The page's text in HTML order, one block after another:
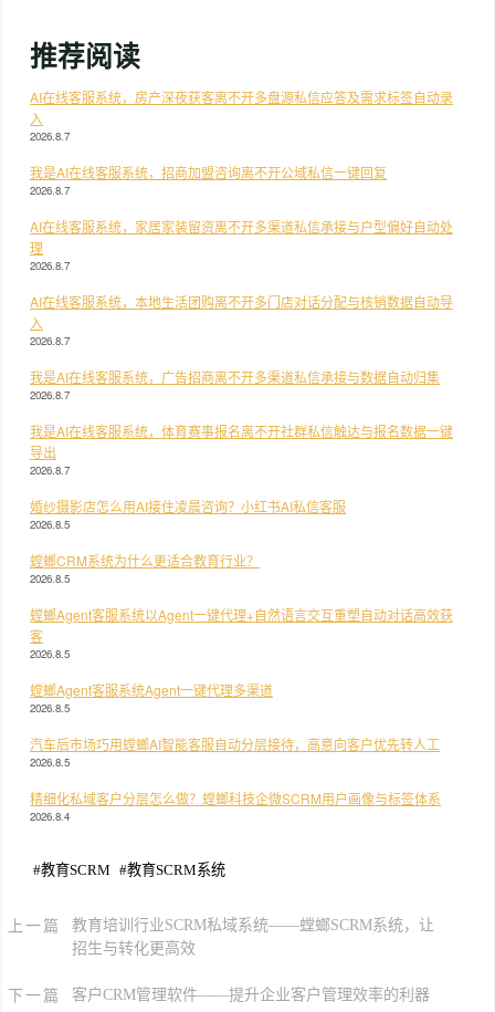
推荐阅读
AI在线客服系统，房产深夜获客离不开多盘源私信应答及需求标签自动录
入
2026.8.7
我是AI在线客服系统，招商加盟咨询离不开公域私信一键回复
2026.8.7
AI在线客服系统，家居家装留资离不开多渠道私信承接与户型偏好自动处
理
2026.8.7
AI在线客服系统，本地生活团购离不开多门店对话分配与核销数据自动导
入
2026.8.7
我是AI在线客服系统，广告招商离不开多渠道私信承接与数据自动归集
2026.8.7
我是AI在线客服系统，体育赛事报名离不开社群私信触达与报名数据一键
导出
2026.8.7
婚纱摄影店怎么用AI接住凌晨咨询？小红书AI私信客服
2026.8.5
螳螂CRM系统为什么更适合教育行业？
2026.8.5
螳螂Agent客服系统以Agent一键代理+自然语言交互重塑自动对话高效获
客
2026.8.5
螳螂Agent客服系统Agent一键代理多渠道
2026.8.5
汽车后市场巧用螳螂AI智能客服自动分层接待，高意向客户优先转人工
2026.8.5
精细化私域客户分层怎么做？螳螂科技企微SCRM用户画像与标签体系
2026.8.4
#教育SCRM #教育SCRM系统
上一篇
教育培训行业SCRM私域系统——螳螂SCRM系统，让
招生与转化更高效
下一篇 客户CRM管理软件——提升企业客户管理效率的利器